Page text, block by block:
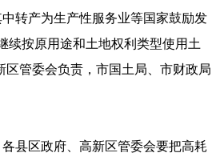
转产为生产性服务业等国家鼓励发
续按原用途和土地权利类型使用土
区管委会负责，市国土局、市财政局
各县区政府、高新区管委会要把高耗